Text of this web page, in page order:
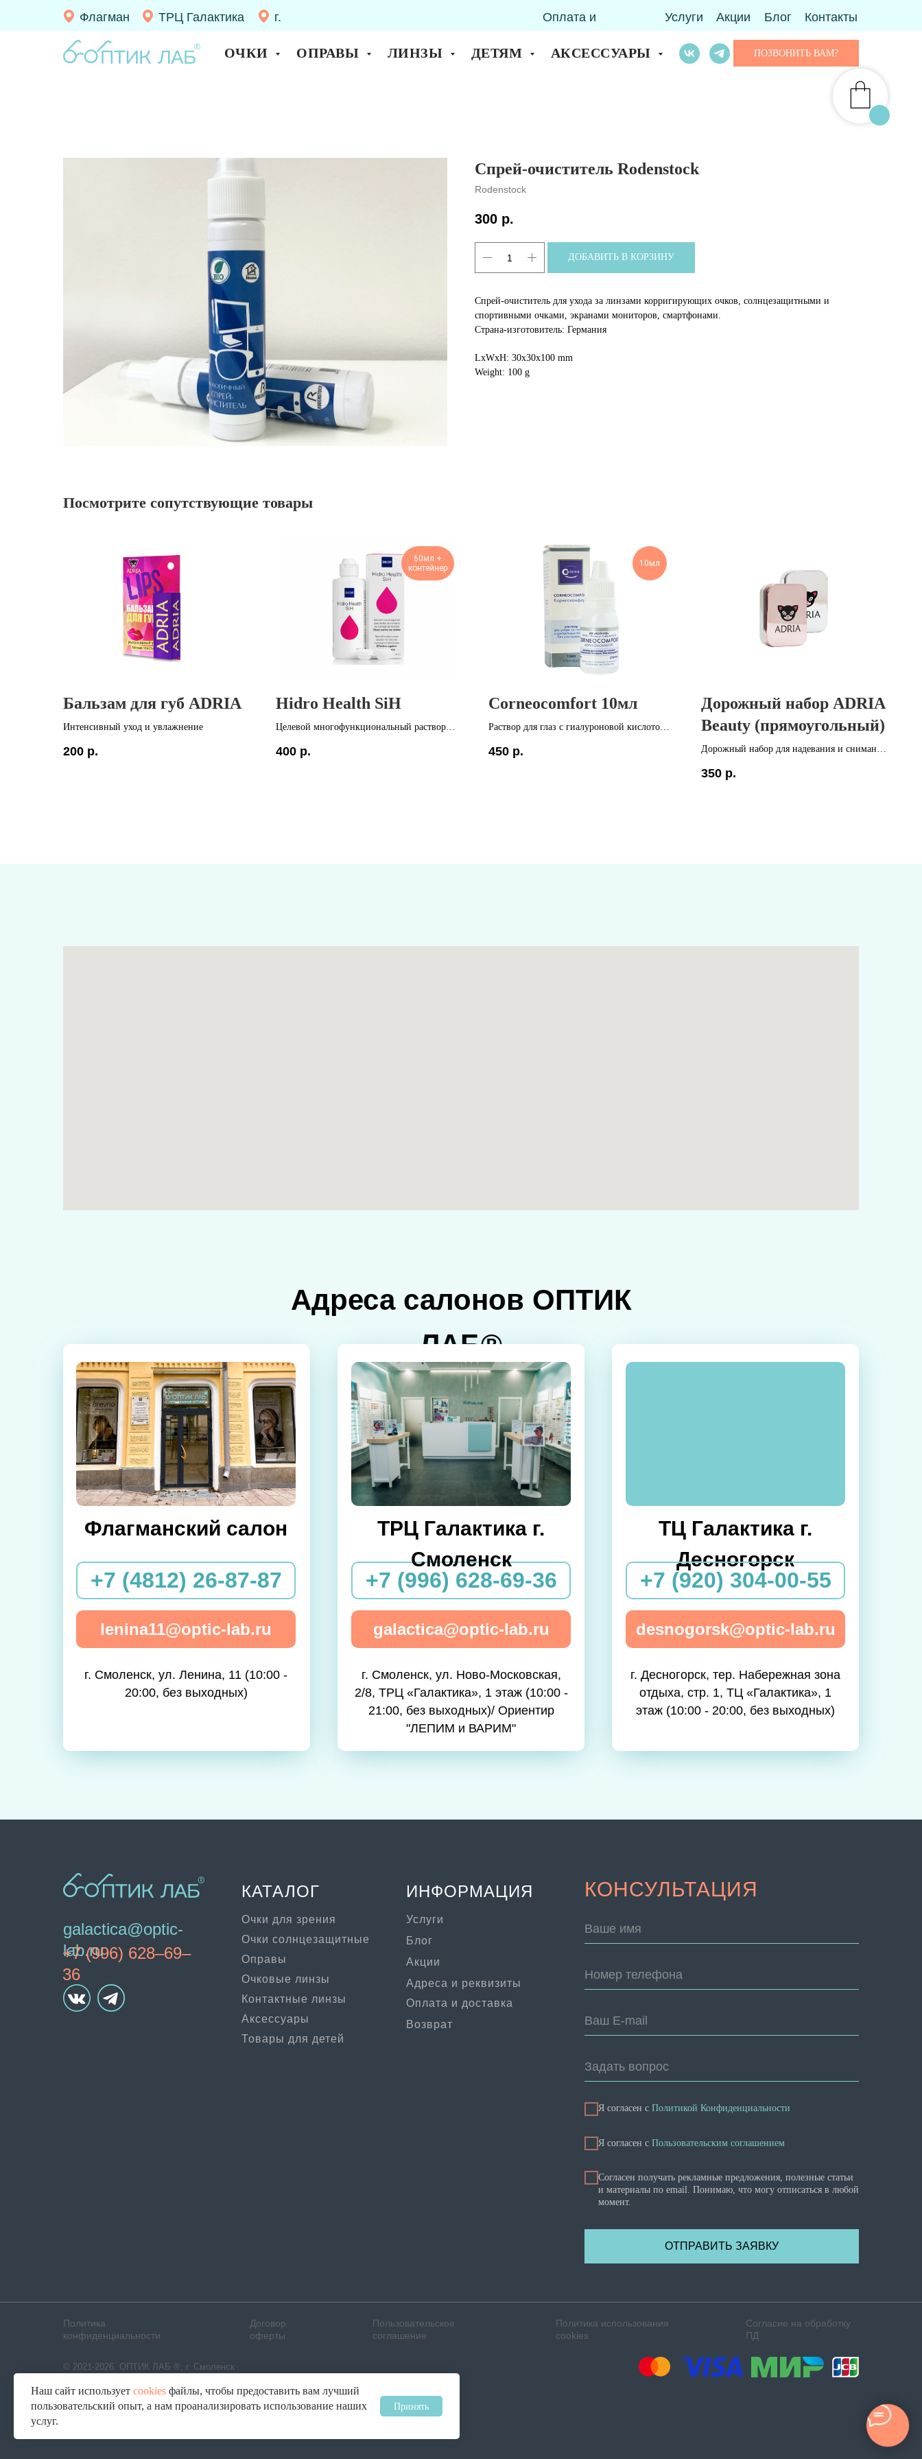
Флагман ТРЦ Галактика
Оплата и
г.
Акции
Услуги Блог Контакты
ОЧКИ ОПРАВЫ ЛИНЗЫ ДЕТЯМ АКСЕССУАРЫ ПОЗВОНИТЬ ВАМ?
Спрей-очиститель Rodenstock
Rodenstock
300 р.
ДОБАВИТЬ В КОРЗИНУ
Спрей-очиститель для ухода за линзами корригирующих очков, солнцезащитными и
спортивными очками, экранами мониторов, смартфонами.
Страна-изготовитель: Германия
LxWxH: 30x30x100 mm
Weight: 100 g
Посмотрите сопутствующие товары
Бальзам для губ ADRIA
Интенсивный уход и увлажнение
200 р.
60мл +
контейнер
Hidro Health SiH
Целевой многофункциональный раствор
эффективный против липидных отложений
400 р.
10мл
Corneocomfort 10мл
Раствор для глаз с гиалуроновой кислотой.
МКЛ, при синдроме "сухого глаза" и
450 р.
Дорожный набор ADRIA
Beauty (прямоугольный)
Дорожный набор для надевания и снимания
350 р.
Адреса салонов ОПТИК
ЛАБ®
г. Смоленск, ул. Ленина, 11 (10:00 -
20:00, без выходных)
Флагманский салон
+7 (4812) 26-87-87
lenina11@optic-lab.ru
ТЦ Галактика г.
Десногорск
+7 (920) 304-00-55
desnogorsk@optic-lab.ru
г. Десногорск, тер. Набережная зона
отдыха, стр. 1, ТЦ «Галактика», 1
этаж (10:00 - 20:00, без выходных)
+7 (996) 628-69-36
galactica@optic-lab.ru
ТРЦ Галактика г.
Смоленск
г. Смоленск, ул. Ново-Московская,
2/8, ТРЦ «Галактика», 1 этаж (10:00 -
21:00, без выходных)/ Ориентир
"ЛЕПИМ и ВАРИМ"
galactica@optic-
lab.ru
Очки для зрения
Очки солнцезащитные
Очковые линзы
Оправы
Контактные линзы
Аксессуары
Товары для детей
+7 (996) 628–69–
36
ИНФОРМАЦИЯ
Услуги
КАТАЛОГ
Адреса и реквизиты
КОНСУЛЬТАЦИЯ
Ваше имя
Номер телефона
Ваш E-mail
Задать вопрос
Я согласен с Политикой Конфиденциальности
Я cогласен с Пользовательским соглашением
Согласен получать рекламные предложения, полезные статьи
и материалы по email. Понимаю, что могу отписаться в любой
момент.
ОТПРАВИТЬ ЗАЯВКУ
Оплата и доставка
© 2021-2026. ОПТИК ЛАБ ®, г. Смоленск
Политика
конфиденциальности
Согласие на обработку
ПД
Политика использования
cookies
Пользовательское
соглашение
Договор
оферты
Возврат
Блог
Акции
Наш сайт использует cookies файлы, чтобы предоставить вам лучший
пользовательский опыт, а нам проанализировать использование наших
услуг.
Принять